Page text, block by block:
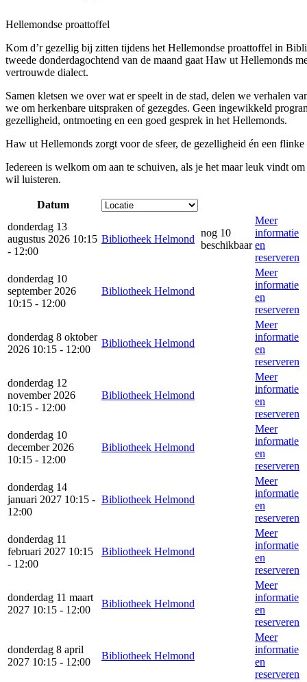
Hellemondse proattoffel
Kom d’r gezellig bij zitten tijdens het Hellemondse proattoffel in
tweede donderdagochtend van de maand gaat Haw ut Hellemonds
vertrouwde dialect.
Samen kletsen we over wat er speelt in de stad, delen we verhalen
we om herkenbare uitspraken of gezegdes. Geen ingewikkeld
gezelligheid, ontmoeting en een goed gesprek in het Hellemonds.
Haw ut Hellemonds zorgt voor de sfeer, de gezelligheid én een
Iedereen is welkom om aan te schuiven, als je het maar leuk vindt
wil luisteren.
Datum
donderdag 13
augustus 2026 10:15
- 12:00
Bibliotheek Helmond
nog 10
beschikbaar
Meer
informatie
en
reserveren
donderdag 10
september 2026
10:15 - 12:00
Bibliotheek Helmond
Meer
informatie
en
reserveren
donderdag 8 oktober
2026 10:15 - 12:00
Bibliotheek Helmond
Meer
informatie
en
reserveren
donderdag 12
november 2026
10:15 - 12:00
Bibliotheek Helmond
Meer
informatie
en
reserveren
donderdag 10
december 2026
10:15 - 12:00
Bibliotheek Helmond
Meer
informatie
en
reserveren
donderdag 14
januari 2027 10:15 -
12:00
Bibliotheek Helmond
Meer
informatie
en
reserveren
donderdag 11
februari 2027 10:15
- 12:00
Bibliotheek Helmond
Meer
informatie
en
reserveren
donderdag 11 maart
2027 10:15 - 12:00
Bibliotheek Helmond
Meer
informatie
en
reserveren
donderdag 8 april
2027 10:15 - 12:00
Bibliotheek Helmond
Meer
informatie
en
reserveren